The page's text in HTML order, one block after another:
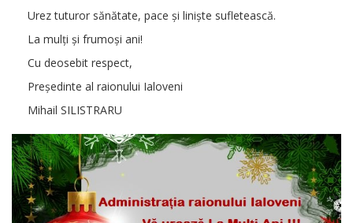
Urez tuturor sănătate, pace și liniște sufletească.
La mulți și frumoși ani!
Cu deosebit respect,
Președinte al raionului Ialoveni
Mihail SILISTRARU